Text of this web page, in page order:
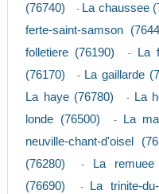
(76740)
- La chaussee
ferte-saint-samson
folletiere (76190)
- La
(76170)
- La gaillarde
La haye (76780) - La
londe (76500)
- La
neuville-chant-d'oisel
(76280)
- La remuee
(76690)
- La trinite-